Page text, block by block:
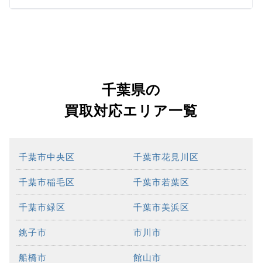
千葉県の
買取対応エリア一覧
千葉市中央区 千葉市花見川区
千葉市稲毛区 千葉市若葉区
千葉市緑区 千葉市美浜区
銚子市 市川市
船橋市 館山市